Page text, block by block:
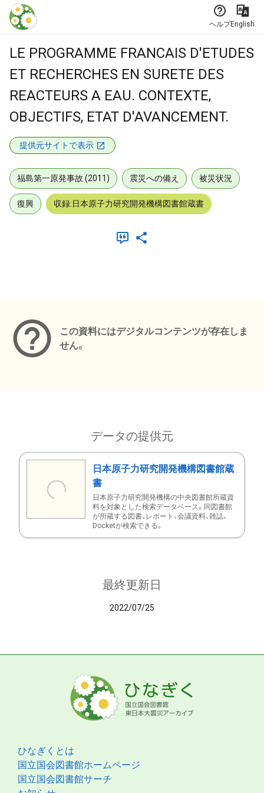
本文に飛ぶ
ヘルプEnglish
LE PROGRAMME FRANCAIS D'ETUDES
ET RECHERCHES EN SURETE DES
REACTEURS A EAU. CONTEXTE,
OBJECTIFS, ETAT D'AVANCEMENT.
提供元サイトで表示
福島第一原発事故 (2011) 震災への備え 被災状況
復興 収録:日本原子力研究開発機構図書館蔵書
この資料にはデジタルコンテンツが存在しま
せん。
データの提供元
日本原子力研究開発機構図書館蔵
書
日本原子力研究開発機構の中央図書館所蔵資
料を対象とした検索データベース。同図書館
が所蔵する図書、レポート、会議資料、雑誌、
Docketが検索できる。
最終更新日
2022/07/25
ひなぎくとは
国立国会図書館ホームページ
国立国会図書館サーチ